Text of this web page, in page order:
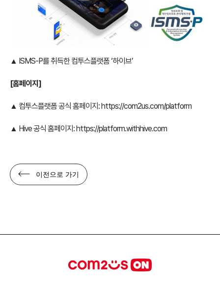
▲ ISMS-P를 취득한 컴투스플랫폼 ‘하이브’
[홈페이지]
▲ 컴투스플랫폼 공식 홈페이지:https://com2us.com/platform
▲ Hive 공식 홈페이지:https://platform.withhive.com
이전으로 가기